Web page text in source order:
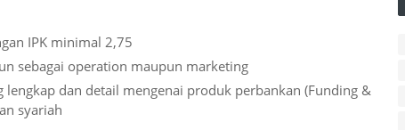
IPK minimal 2,75
sebagai operation maupun marketing
dan detail mengenai produk perbankan (Funding &
syariah